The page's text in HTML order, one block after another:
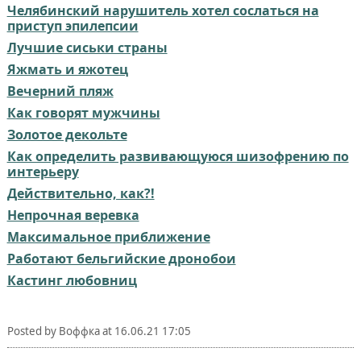
Челябинский нарушитель хотел сослаться на
приступ эпилепсии
Лучшие сиськи страны
Яжмать и яжотец
Вечерний пляж
Как говорят мужчины
Золотое декольте
Как определить развивающуюся шизофрению по
интерьеру
Действительно, как?!
Непрочная веревка
Максимальное приближение
Работают бельгийские дронобои
Кастинг любовниц
Posted by Воффкаat 16.06.21 17:05